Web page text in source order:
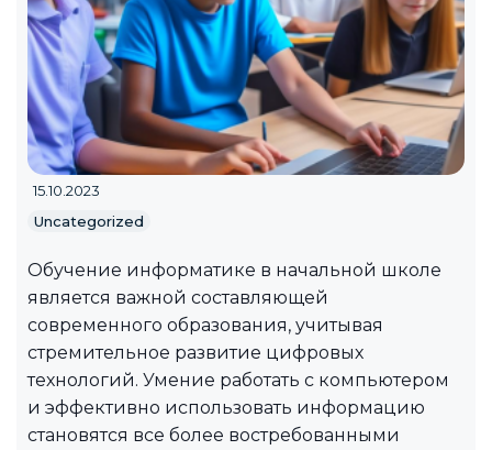
15.10.2023
Uncategorized
Обучение информатике в начальной школе
является важной составляющей
современного образования, учитывая
стремительное развитие цифровых
технологий. Умение работать с компьютером
и эффективно использовать информацию
становятся все более востребованными